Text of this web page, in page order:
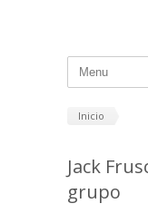
Inicio
Jack
grupo